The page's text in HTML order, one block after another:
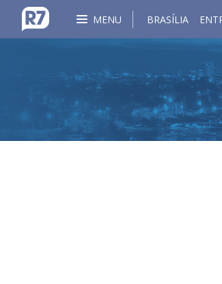
MENU BRASÍLIA